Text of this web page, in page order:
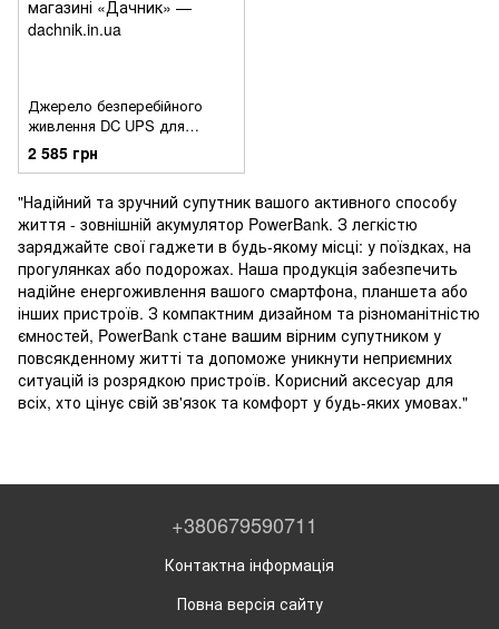
Джерело безперебійного
живлення DC UPS для
роутера, ONU та камер —
5V/9V/12V, портативний UPS
2 585 грн
"Надійний та зручний супутник вашого активного способу
життя - зовнішній акумулятор PowerBank. З легкістю
заряджайте свої гаджети в будь-якому місці: у поїздках, на
прогулянках або подорожах. Наша продукція забезпечить
надійне енергоживлення вашого смартфона, планшета або
інших пристроїв. З компактним дизайном та різноманітністю
ємностей, PowerBank стане вашим вірним супутником у
повсякденному житті та допоможе уникнути неприємних
ситуацій із розрядкою пристроїв. Корисний аксесуар для
всіх, хто цінує свій зв'язок та комфорт у будь-яких умовах."
+380679590711
Контактна інформація
Повна версія сайту